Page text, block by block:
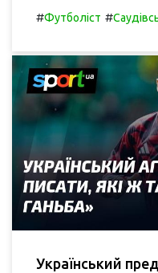
#Футболіст #
Український